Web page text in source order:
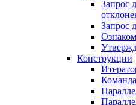
Запрос
Запрос
Конструкции
Команда